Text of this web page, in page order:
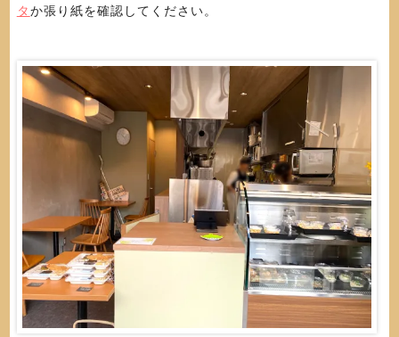
タか張り紙を確認してください。